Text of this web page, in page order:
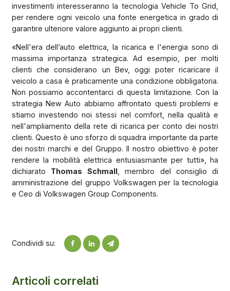
investimenti interesseranno la tecnologia Vehicle To Grid,
per rendere ogni veicolo una fonte energetica in grado di
garantire ulteriore valore aggiunto ai propri clienti.
«Nell'era dell’auto elettrica, la ricarica e l'energia sono di
massima importanza strategica. Ad esempio, per molti
clienti che considerano un Bev, oggi poter ricaricare il
veicolo a casa è praticamente una condizione obbligatoria.
Non possiamo accontentarci di questa limitazione. Con la
strategia New Auto abbiamo affrontato questi problemi e
stiamo investendo noi stessi nel comfort, nella qualità e
nell'ampliamento della rete di ricarica per conto dei nostri
clienti. Questo è uno sforzo di squadra importante da parte
dei nostri marchi e del Gruppo. Il nostro obiettivo è poter
rendere la mobilità elettrica entusiasmante per tutti», ha
dichiarato Thomas Schmall, membro del consiglio di
amministrazione del gruppo Volkswagen per la tecnologia
e Ceo di Volkswagen Group Components.
Condividi su:
Articoli correlati